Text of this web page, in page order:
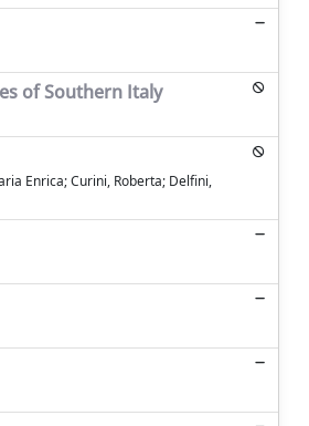
of Southern Italy
Enrica; Curini, Roberta; Delfini,